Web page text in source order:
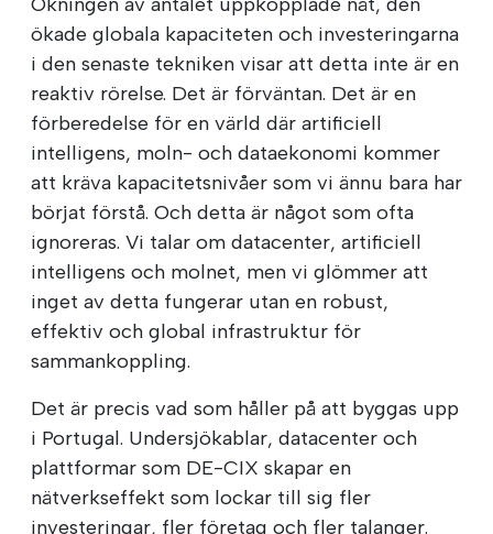
ökade globala kapaciteten och investeringarna
i den senaste tekniken visar att detta inte är en
reaktiv rörelse. Det är förväntan. Det är en
förberedelse för en värld där artificiell
intelligens, moln- och dataekonomi kommer
att kräva kapacitetsnivåer som vi ännu bara har
börjat förstå. Och detta är något som ofta
ignoreras. Vi talar om datacenter, artificiell
intelligens och molnet, men vi glömmer att
inget av detta fungerar utan en robust,
effektiv och global infrastruktur för
sammankoppling.
Det är precis vad som håller på att byggas upp
i Portugal. Undersjökablar, datacenter och
plattformar som DE-CIX skapar en
nätverkseffekt som lockar till sig fler
investeringar, fler företag och fler talanger.